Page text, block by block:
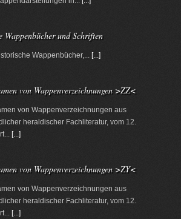
Wappenbücher und Schriften
Wappenbücher,... [...]
von Wappenverzeichnungen >ZZ<
von Wappenverzeichnungen aus
heraldischer Fachliteratur, vom 12.
[...]
von Wappenverzeichnungen >ZY<
von Wappenverzeichnungen aus
heraldischer Fachliteratur, vom 12.
[...]